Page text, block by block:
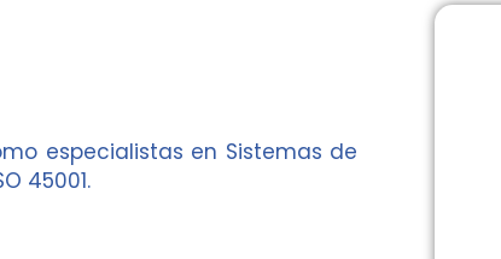
especialistas en Sistemas de
45001.